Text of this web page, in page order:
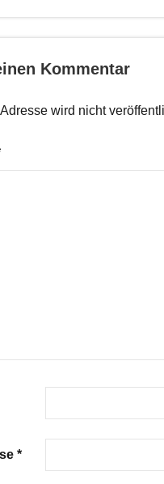
Kommentar
wird nicht
*